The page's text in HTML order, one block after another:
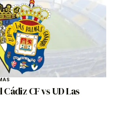
CF vs UD Las